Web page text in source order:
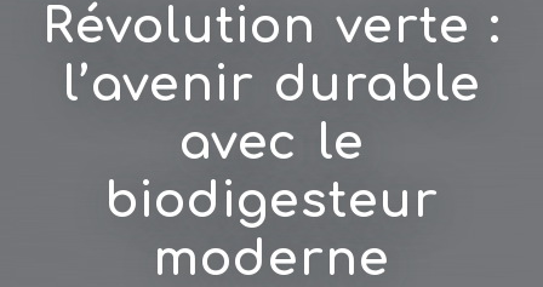
Révolution verte :
l’avenir durable
avec le
biodigesteur
moderne